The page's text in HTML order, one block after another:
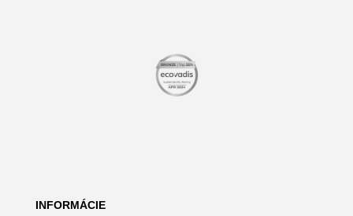
INFORMÁCIE